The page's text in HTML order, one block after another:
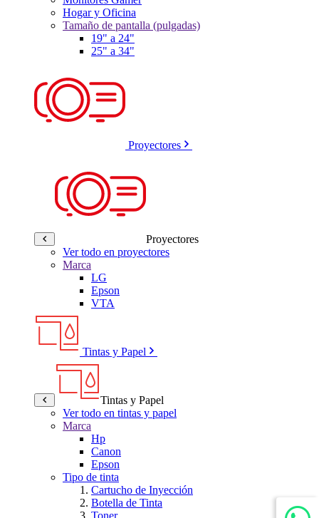
Hogar y Oficina
Tamaño de pantalla (pulgadas)
19" a 24"
25" a 34"
Proyectores
Proyectores
Ver todo en proyectores
Marca
LG
Epson
VTA
Tintas y Papel
Tintas y Papel
Ver todo en tintas y papel
Marca
Hp
Canon
Epson
Tipo de tinta
Cartucho de Inyección
Botella de Tinta
Toner